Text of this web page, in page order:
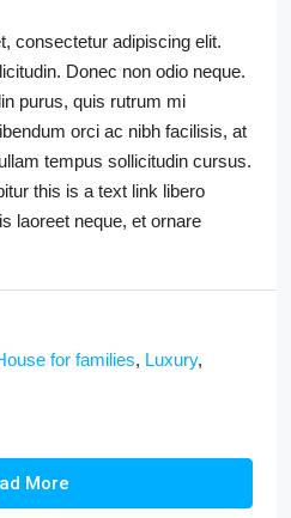
consectetur adipiscing elit.
Donec non odio neque.
purus, quis rutrum mi
orci ac nibh facilisis, at
tempus sollicitudin cursus.
this is a text link libero
laoreet neque, et ornare
for families, Luxury,
More